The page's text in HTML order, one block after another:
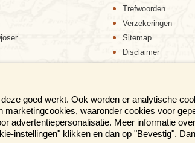
Trefwoorden
Verzekeringen
Sitemap
Disclaimer
Reis en boek met
goed werkt. Ook worden er analytische
waaronder cookies voor
advertentiepersonalisatie. Meer informatie
instellingen" klikken en dan op "Bevestig".
BROCHURE AL IN HUIS?